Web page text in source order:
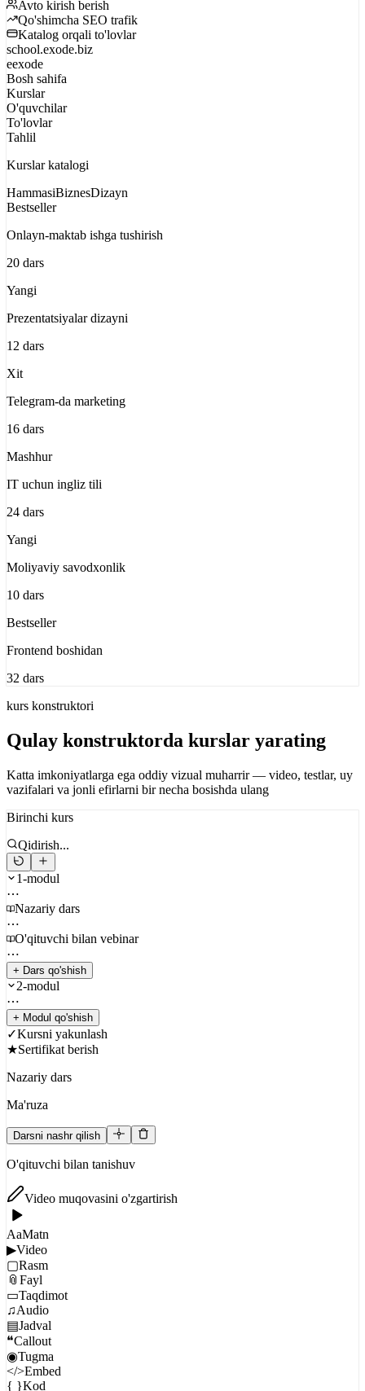
Avto kirish berish
Qo'shimcha SEO trafik
Katalog orqali to'lovlar
school.exode.biz
eexode
Bosh sahifa
Kurslar
O'quvchilar
To'lovlar
Tahlil
Kurslar katalogi
HammasiBiznesDizayn
Bestseller
Onlayn-maktab ishga tushirish
20 dars
Yangi
Prezentatsiyalar dizayni
12 dars
Xit
Telegram-da marketing
16 dars
Mashhur
IT uchun ingliz tili
24 dars
Yangi
Moliyaviy savodxonlik
10 dars
Bestseller
Frontend boshidan
32 dars
kurs konstruktori
Qulay konstruktorda kurslar yarating
Katta imkoniyatlarga ega oddiy vizual muharrir — video, testlar, uy
vazifalari va jonli efirlarni bir necha bosishda ulang
Birinchi kurs
Qidirish...
1-modul
⋯
Nazariy dars
⋯
O'qituvchi bilan vebinar
⋯
+ Dars qo'shish
2-modul
⋯
+ Modul qo'shish
✓Kursni yakunlash
★Sertifikat berish
Nazariy dars
Ma'ruza
Darsni nashr qilish
O'qituvchi bilan tanishuv
Video muqovasini o'zgartirish
AaMatn
▶Video
▢Rasm
📎 Fayl
▭Taqdimot
♫Audio
▤Jadval
❝Callout
◉Tugma
</>Embed
{ }Kod